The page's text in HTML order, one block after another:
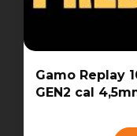
Gamo Replay
GEN2 cal